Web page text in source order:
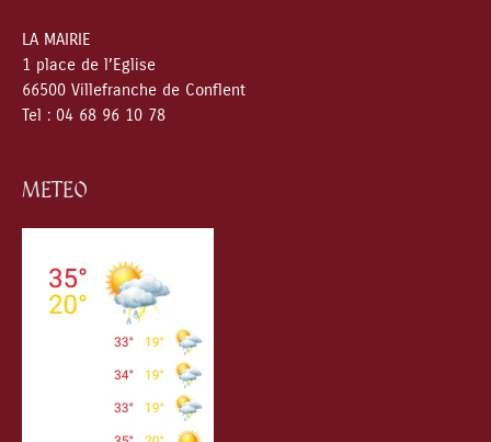
LA MAIRIE
1 place de l’Eglise
66500 Villefranche de Conflent
Tel : 04 68 96 10 78
METEO